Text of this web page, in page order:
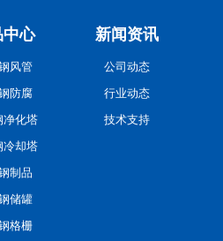
中心
风管
防腐
净化塔
冷却塔
制品
储罐
格栅
新闻资讯
公司动态
行业动态
技术支持